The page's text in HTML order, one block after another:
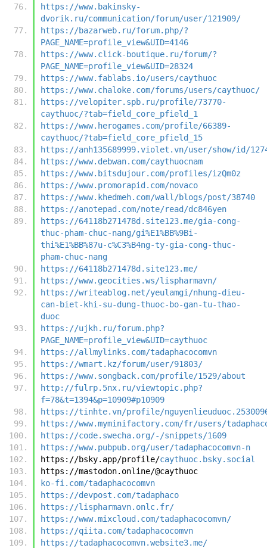
https://www.bakinsky-
dvorik.ru/communication/forum/user/121909/
https://bazarweb.ru/forum.php/?
PAGE_NAME=profile_view&UID=4146
https://www.click-boutique.ru/forum/?
PAGE_NAME=profile_view&UID=28324
https://www.fablabs.io/users/caythuoc
https://www.chaloke.com/forums/users/caythuoc/
https://velopiter.spb.ru/profile/73770-
caythuoc/?tab=field_core_pfield_1
https://www.herogames.com/profile/66389-
caythuoc/?tab=field_core_pfield_15
https://anh135689999.violet.vn/user/show/id/
https://www.debwan.com/caythuocnam
https://www.bitsdujour.com/profiles/izQm0z
https://www.promorapid.com/novaco
https://www.khedmeh.com/wall/blogs/post/38740
https://anotepad.com/note/read/dc846yen
https://64118b271478d.site123.me/gia-cong-
thuc-pham-chuc-nang/gi%E1%BB%9Bi-
thi%E1%BB%87u-c%C3%B4ng-ty-gia-cong-thuc-
pham-chuc-nang
https://64118b271478d.site123.me/
https://www.geocities.ws/lispharmavn/
https://writeablog.net/yeulamgi/nhung-dieu-
can-biet-khi-su-dung-thuoc-bo-gan-tu-thao-
duoc
https://ujkh.ru/forum.php?
PAGE_NAME=profile_view&UID=caythuoc
https://allmylinks.com/tadaphacocomvn
https://wmart.kz/forum/user/91803/
https://www.songback.com/profile/1529/about
http://fulrp.5nx.ru/viewtopic.php?
f=78&t=1394&p=10909#p10909
https://tinhte.vn/profile/
https://www.myminifactory.com/fr/users/
https://code.swecha.org/-/snippets/1609
https://www.pubpub.org/user/tadaphacocomvn-n
https://bsky.app/profile/caythuoc.bsky.social
https://mastodon.online/@caythuoc
ko-fi.com/tadaphacocomvn
https://devpost.com/tadaphaco
https://lispharmavn.onlc.fr/
https://www.mixcloud.com/tadaphacocomvn/
https://qiita.com/tadaphacocomvn
https://tadaphacocomvn.website3.me/